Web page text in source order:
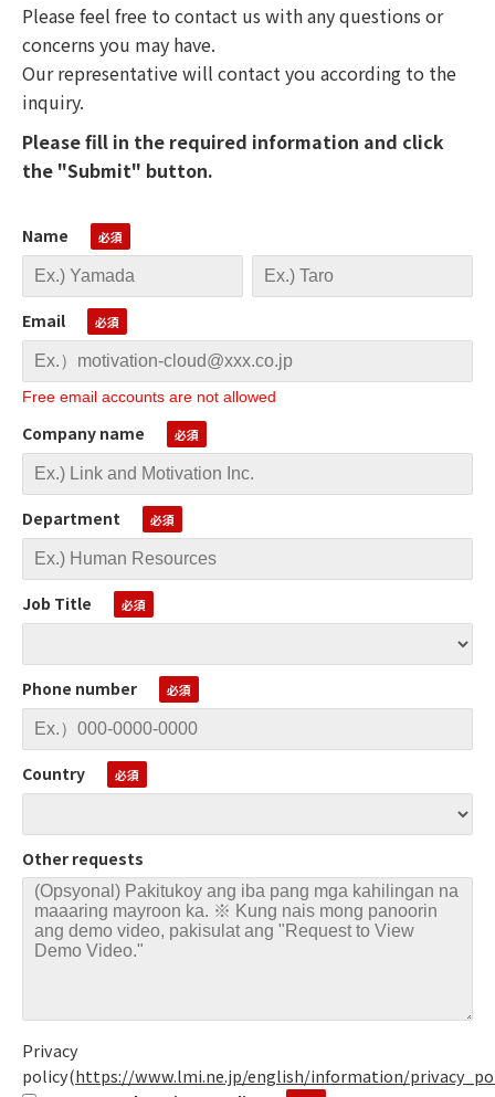
Please feel free to contact us with any questions or
concerns you may have.
Our representative will contact you according to the
inquiry.
Please fill in the required information and click
the "Submit" button.
Name
Email
Free email accounts are not allowed
Company name
Department
Job Title
Phone number
Country
Other requests
Privacy
policy(https://www.lmi.ne.jp/english/information/